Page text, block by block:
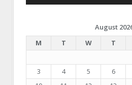
August
M
T W T
3
4 5 6